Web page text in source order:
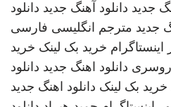
جدید دانلود آهنگ جدید دانلود
جدید مترجم انگلیسی فارسی
اینستاگرام خرید بک لینک خرید
روسری دانلود اهنگ جدید دانلود
خرید بک لینک دانلود اهنگ جدید